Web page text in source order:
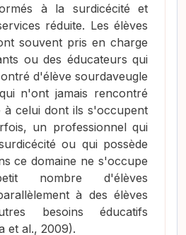
à la surdicécité et
réduite. Les élèves
souvent pris en charge
ou des éducateurs qui
d'élève sourdaveugle
n'ont jamais rencontré
à celui dont ils s'occupent
un professionnel qui
ou qui possède
ce domaine ne s'occupe
nombre d'élèves
à des élèves
besoins éducatifs
et al., 2009).